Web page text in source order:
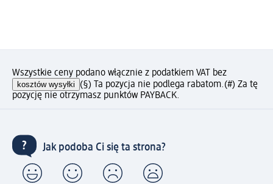
Wszystkie ceny podano włącznie z podatkiem VAT bez
kosztów wysyłki (§) Ta pozycja nie podlega rabatom.(#) Za tę
pozycję nie otrzymasz punktów PAYBACK.
Jak podoba Ci się ta strona?